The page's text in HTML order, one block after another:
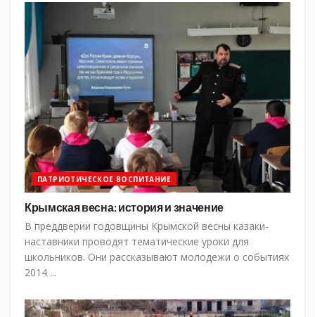
ПАТРИОТИЧЕСКОЕ ВОСПИТАНИЕ
Крымская весна: история и значение
В преддверии годовщины Крымской весны казаки-
наставники проводят тематические уроки для
школьников. Они рассказывают молодежи о событиях
2014 ...